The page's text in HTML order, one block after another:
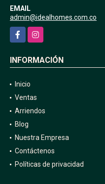
EMAIL
admin@idealhomes.com.co
FacebookInstagram
INFORMACIÓN
Inicio
Ventas
Arriendos
Blog
Nuestra Empresa
Contáctenos
Políticas de privacidad